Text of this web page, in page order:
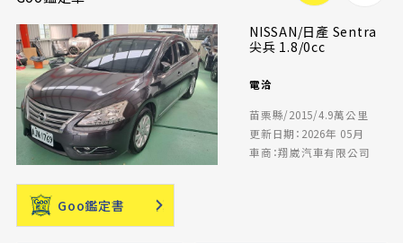
NISSAN/日產 Sentra
尖兵 1.8/0cc
電洽
苗栗縣/2015/4.9萬公里
更新日期：2026年 05月
車商：翔崴汽車有限公司
Goo鑑定書